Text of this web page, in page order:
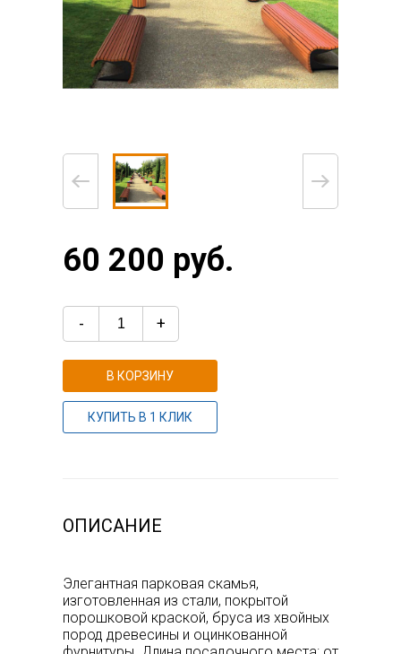
60 200 руб.
- +
В КОРЗИНУ
КУПИТЬ В 1 КЛИК
ОПИСАНИЕ
Элегантная парковая скамья,
изготовленная из стали, покрытой
порошковой краской, бруса из хвойных
пород древесины и оцинкованной